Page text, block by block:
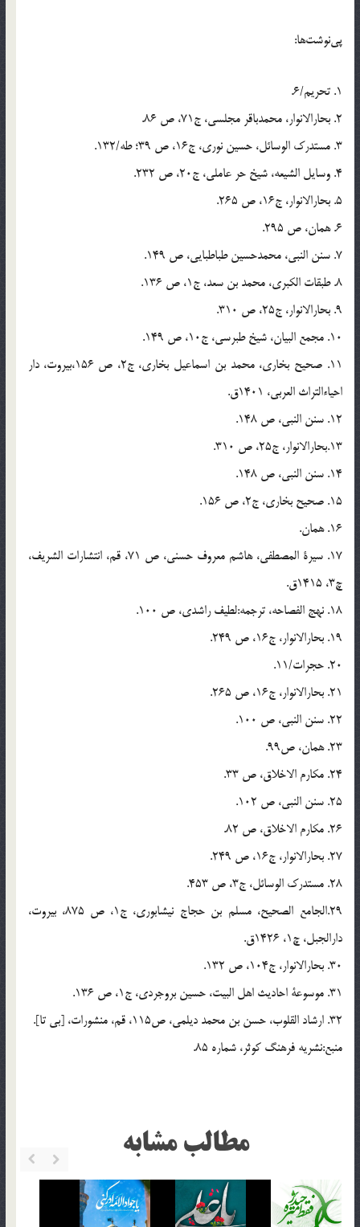
پی‌نوشت‌ها:
1. تحریم/6.
2. بحارالانوار، محمدباقر مجلسی، ج71، ص 86.
3. مستدرک الوسائل، حسین نوری، ج16، ص 39؛ طه/132.
4. وسایل الشیعه، شیخ حر عاملی، ج20، ص 232.
5. بحارالانوار، ج16، ص 265.
6. همان، ص 295.
7. سنن النبی، محمدحسین طباطبایی، ص 149.
8. طبقات الکبری، محمد بن سعد، ج1، ص 136.
9. بحارالانوار، ج25، ص 310.
10. مجمع البیان، شیخ طبرسی، ج10، ص 149.
11. صحیح بخاری، محمد بن اسماعیل بخاری، ج2، ص 156،‌بیروت، دار
احیاء‌التراث العربی، 1401ق.
12. سنن النبی، ص 148.
13.بحارالانوار، ج25، ص 310.
14. سنن النبی، ص 148.
15. صحیح بخاری، ج2، ص 156.
16. همان.
17. سیرة المصطفی، هاشم معروف حسنی، ص 71، قم، انتشارات الشریف،
چ3، 1415ق.
18. نهج الفصاحه، ترجمه:‌لطیف راشدی، ص 100.
19. بحارالانوار، ج16، ص 249.
20. حجرات/11.
21. بحارالانوار، ج16، ص 265.
22. سنن النبی، ص 100.
23. همان، ص99.
24. مکارم الاخلاق، ص 33.
25. سنن النبی، ص 102.
26. مکارم الاخلاق، ص 82.
27. بحارالانوار، ج16، ص 249.
28. مستدرک الوسائل، ج3، ص 453.
29.الجامع الصحیح، مسلم بن حجاج نیشابوری، ج1، ص 875، بیروت،
دارالجبل، چ1، 1426ق.
30. بحارالانوار، ج104، ص 132.
31. موسوعة احادیث اهل البیت، حسین بروجردی، ج1، ص 136.
32. ارشاد القلوب، حسن بن محمد دیلمی، ص115، قم، منشورات، [بی تا].
منبع:نشریه فرهنگ کوثر، شماره 85.
مطالب مشابه